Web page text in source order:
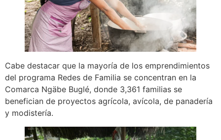
Cabe destacar que la mayoría de los emprendimientos
del programa Redes de Familia se concentran en la
Comarca Ngäbe Buglé, donde 3,361 familias se
benefician de proyectos agrícola, avícola, de panadería
y modistería.